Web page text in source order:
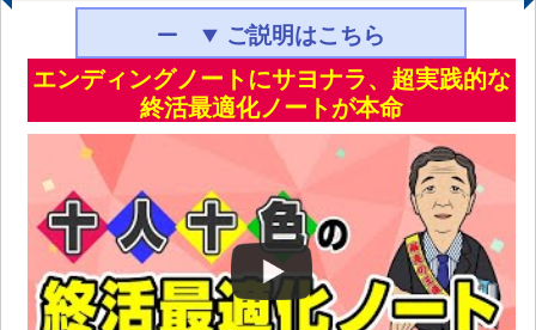
ご説明はこちら
エンディングノートにサヨナラ、超実践的な
終活最適化ノートが本命